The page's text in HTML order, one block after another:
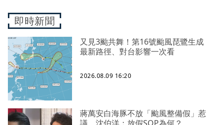
即時新聞
又見3颱共舞！第16號颱風琵鷺生成
最新路徑、對台影響一次看
2026.08.09 16:20
蔣萬安白海豚不放「颱風整備假」惹